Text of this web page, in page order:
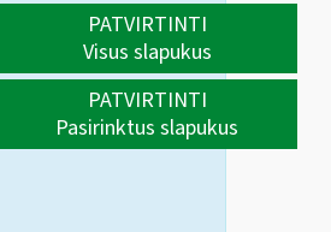
PATVIRTINTI
Visus slapukus
PATVIRTINTI
Pasirinktus slapukus